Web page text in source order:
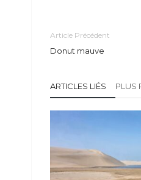
Article Précédent
Donut mauve
ARTICLES LIÉS PLUS